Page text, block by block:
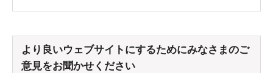
より良いウェブサイトにするためにみなさまのご
意見をお聞かせください